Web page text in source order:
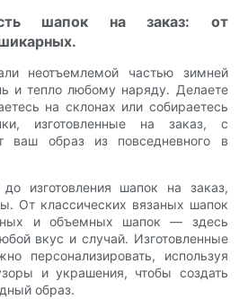
шапок на заказ: от
неотъемлемой частью зимней
и тепло любому наряду. Делаете
на склонах или собираетесь
изготовленные на заказ, с
ваш образ из повседневного в
изготовления шапок на заказ,
От классических вязаных шапок
и объемных шапок — здесь
вкус и случай. Изготовленные
персонализировать, используя
и украшения, чтобы создать
образ.